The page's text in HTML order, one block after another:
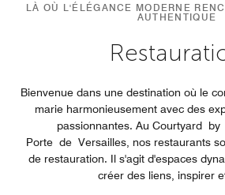
LÀ OÙ L'ÉLÉGANCE MODERNE
AUTHENTIQUE
Bienvenue dans une destination où le
marie harmonieusement avec des
passionnantes. Au Courtyard
Porte de Versailles, nos restaurants
de restauration. Il s'agit d'espaces
créer des liens, inspirer